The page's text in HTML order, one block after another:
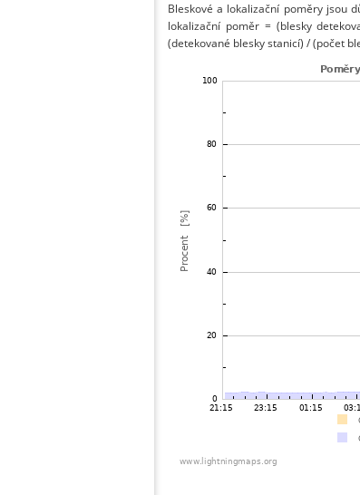
Bleskové a lokalizační poměry jsou
lokalizační poměr = (blesky
(detekované blesky stanicí) / (počet